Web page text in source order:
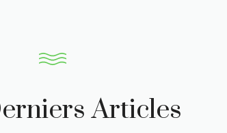
Articles